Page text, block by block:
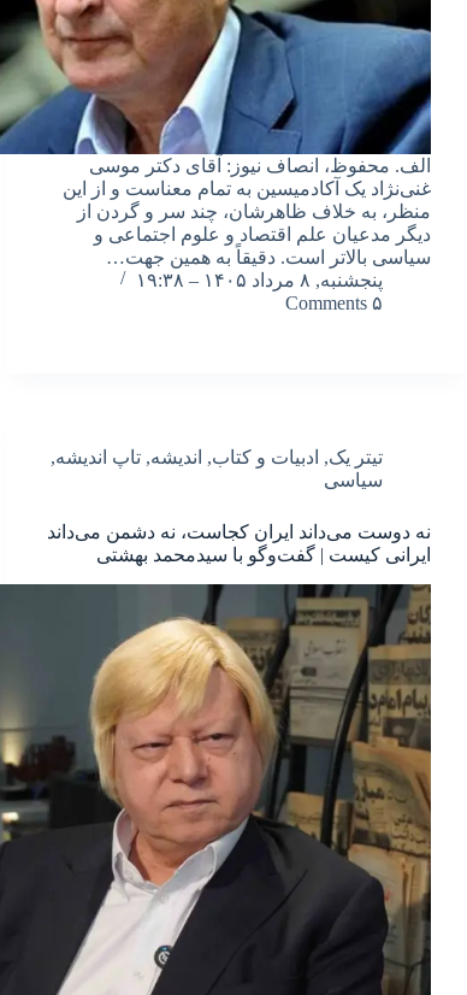
الف. محفوظ، انصاف نیوز: آقای دکتر موسی
غنی‌نژاد یک آکادمیسین به تمام معناست و از این
منظر، به خلاف ظاهرشان، چند سر و گردن از
دیگر مدعیان علم اقتصاد و علوم اجتماعی و
سیاسی بالاتر است. دقیقاً به همین جهت…
پنجشنبه, ۸ مرداد ۱۴۰۵ – ۱۹:۳۸
۵ Comments
تیتر یک, ادبیات و کتاب, اندیشه, تاپ اندیشه,
سیاسی
نه دوست می‌داند ایران کجاست، نه دشمن می‌داند
ایرانی کیست | گفت‌وگو با سیدمحمد بهشتی